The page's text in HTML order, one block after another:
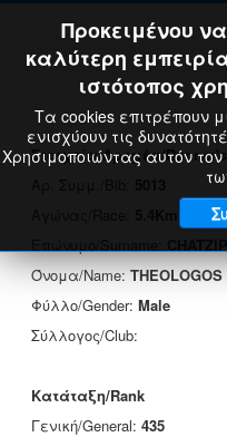
Στοιχεία Δρομέα/
Όνομα/Name:THEOLOGOS
Φύλλο/Gender: Male
Σύλλογος/Club:
Κατάταξη/Rank
Γενική/General: 435
Προκειμένου
καλύτερη
ιστότοπος
Τα cookies επιτρέπουν
ενισχύουν τις
Χρησιμοποιώντας αυτόν